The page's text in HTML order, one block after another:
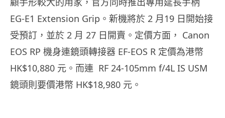
顧手形較大的用家，官方同時推出專用延長手柄
EG-E1 Extension Grip 。新機將於 2 月 19 日開始接
受預訂，並於 2 月 27 日開賣。定價方面，
Canon
EOS RP 機身連鏡頭轉接器 EF-EOS R 定價為港幣
HK$10,880 元。而連 RF 24-105mm f/4L IS USM
鏡頭則要價港幣 HK$18,980 元。